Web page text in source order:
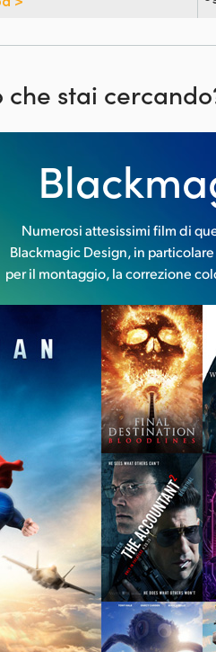
stai
Numerosi attesissimi film di
Blackmagic Design, in
per il montaggio, la correzione